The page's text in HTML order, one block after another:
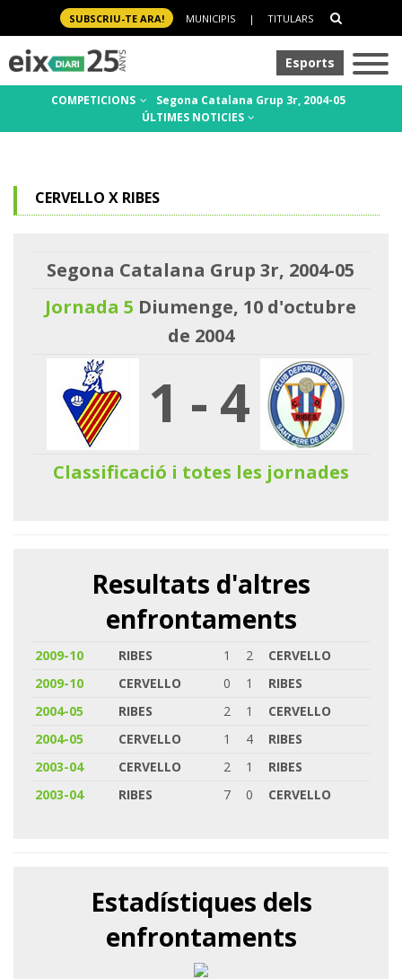
SUBSCRIU-TE ARA! MUNICIPIS | TITULARS
Esports
COMPETICIONS
Segona Catalana Grup 3r, 2004-05
ÚLTIMES NOTICIES
CERVELLO X RIBES
Segona Catalana Grup 3r, 2004-05
Jornada 5 Diumenge, 10 d'octubre
de 2004
1 -4
Classificació i totes les jornades
Resultats d'altres
enfrontaments
2009-10 RIBES 1 2
CERVELLO
2009-10
CERVELLO 0 1
RIBES
2004-05
RIBES 2 1
CERVELLO
2004-05
CERVELLO 1 4
RIBES
2003-04
CERVELLO 2 1
RIBES
2003-04
RIBES 7 0 CERVELLO
Estadístiques dels
enfrontaments